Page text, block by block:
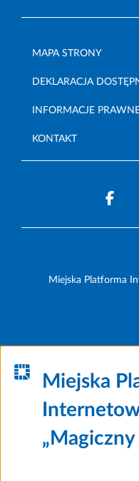
MAPA STRONY
DEKLARACJA
INFORMACJE
KONTAKT
Miejska Platforma
Miejska